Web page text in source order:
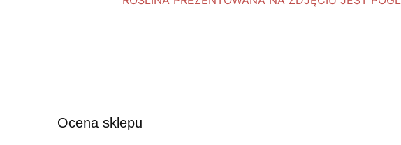
Ocena sklepu